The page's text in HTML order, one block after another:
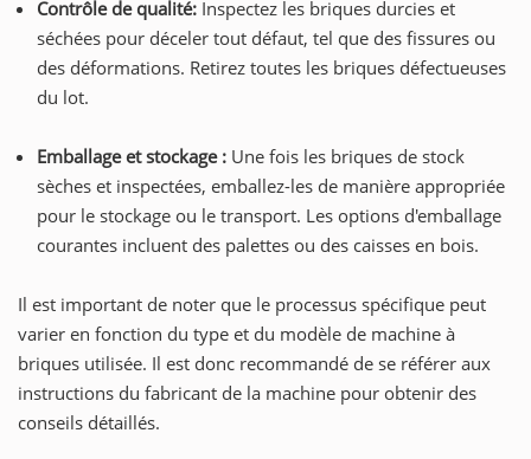
Contrôle de qualité: Inspectez les briques durcies et
séchées pour déceler tout défaut, tel que des fissures ou
des déformations. Retirez toutes les briques défectueuses
du lot.
Emballage et stockage : Une fois les briques de stock
sèches et inspectées, emballez-les de manière appropriée
pour le stockage ou le transport. Les options d'emballage
courantes incluent des palettes ou des caisses en bois.
Il est important de noter que le processus spécifique peut
varier en fonction du type et du modèle de machine à
briques utilisée. Il est donc recommandé de se référer aux
instructions du fabricant de la machine pour obtenir des
conseils détaillés.